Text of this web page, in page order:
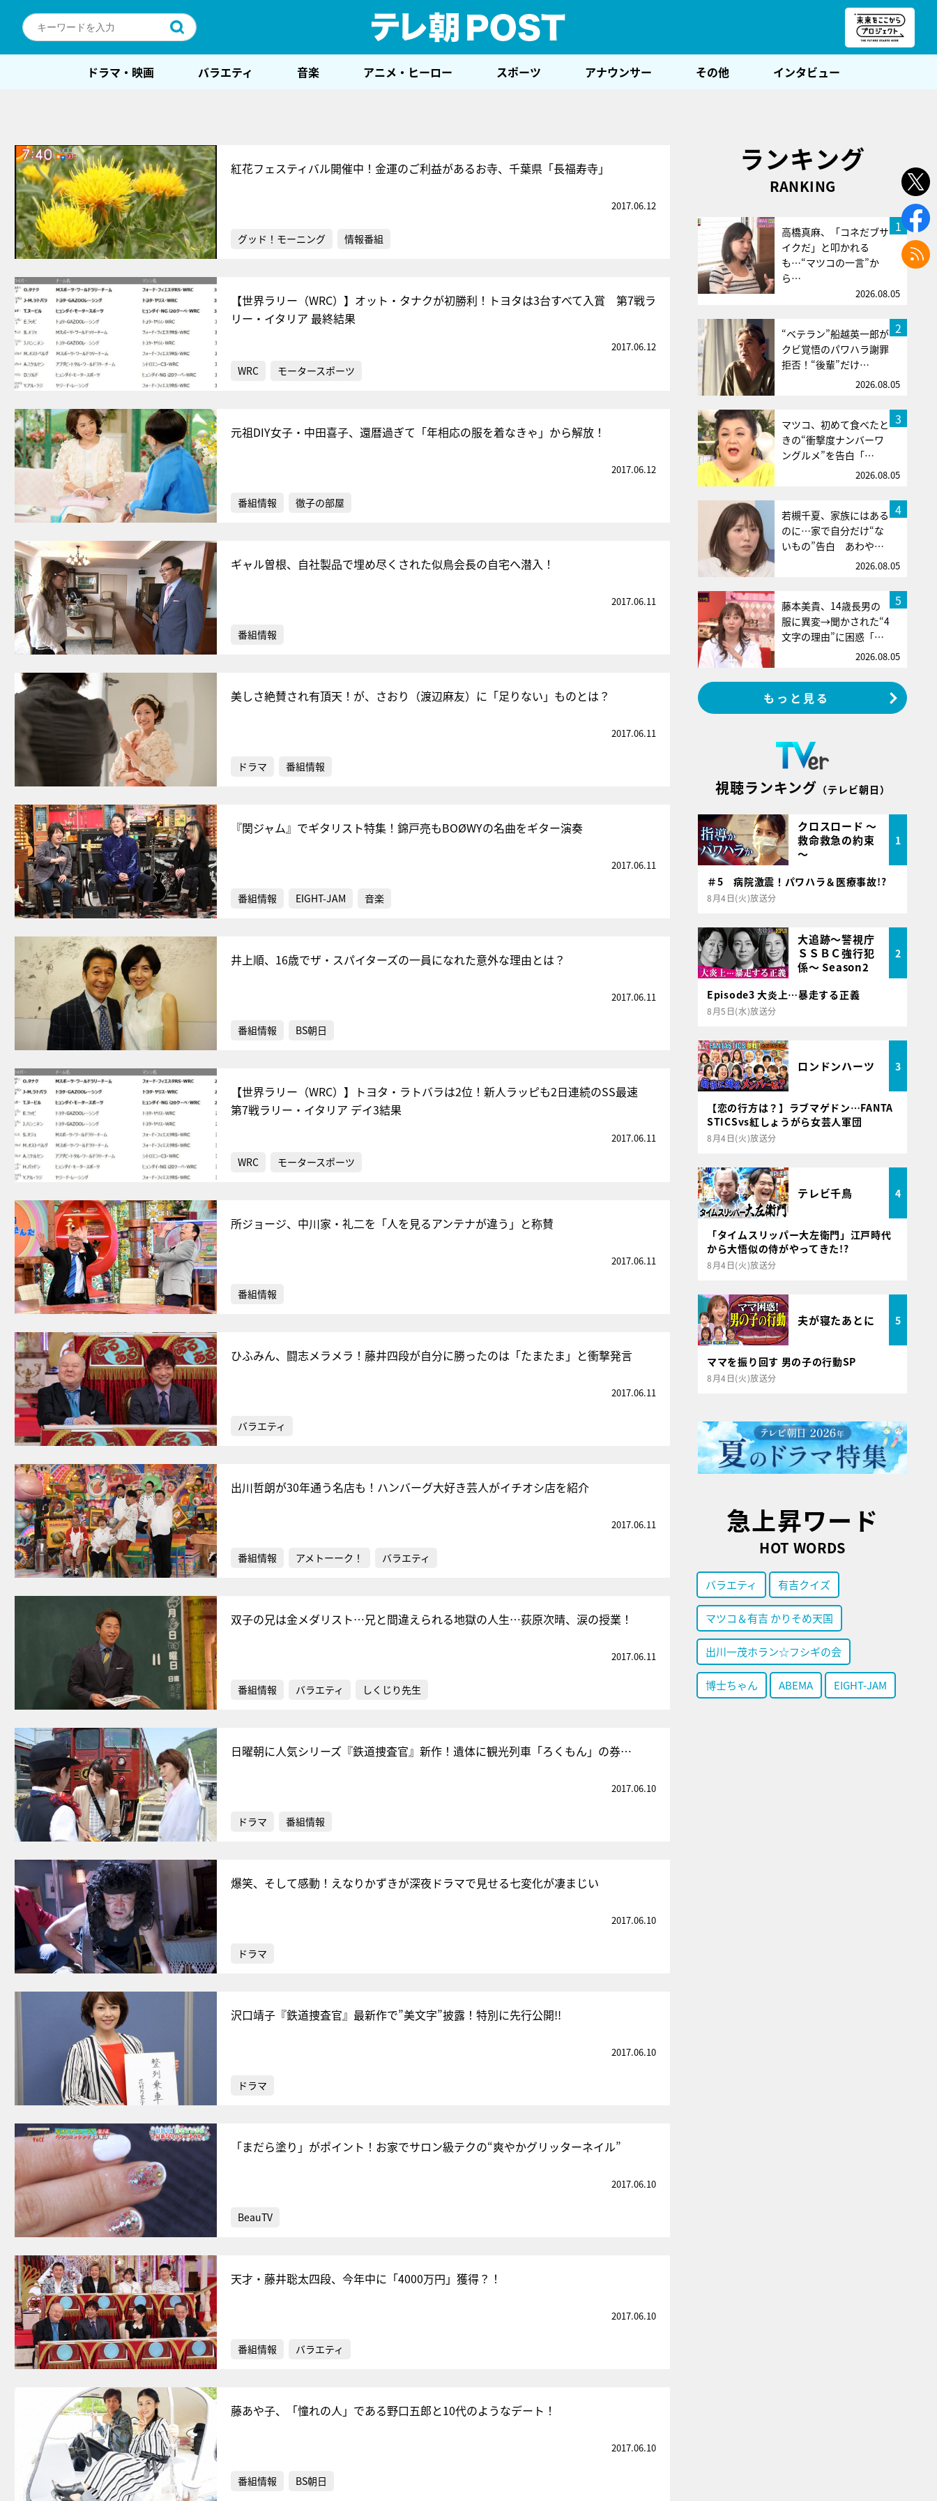
ドラマ・映画 バラエティ 音楽 アニメ・ヒーロー スポーツ アナウンサー その他 インタビュー
紅花フェスティバル開催中！金運のご利益があるお寺、千葉県「長福寿寺」
2017.06.12
グッド！モーニング 情報番組
【世界ラリー（WRC）】オット・タナクが初勝利！トヨタは3台すべて入賞 第7戦ラ
リー・イタリア 最終結果
2017.06.12
WRC モータースポーツ
元祖DIY女子・中田喜子、還暦過ぎて「年相応の服を着なきゃ」から解放！
2017.06.12
番組情報 徹子の部屋
ギャル曽根、自社製品で埋め尽くされた似鳥会長の自宅へ潜入！
2017.06.11
番組情報
美しさ絶賛され有頂天！が、さおり（渡辺麻友）に「足りない」ものとは？
2017.06.11
ドラマ 番組情報
『関ジャム』でギタリスト特集！錦戸亮もBOØWYの名曲をギター演奏
2017.06.11
番組情報 EIGHT-JAM 音楽
井上順、16歳でザ・スパイターズの一員になれた意外な理由とは？
2017.06.11
番組情報 BS朝日
【世界ラリー（WRC）】トヨタ・ラトバラは2位！新人ラッピも2日連続のSS最速
第7戦ラリー・イタリア デイ3結果
2017.06.11
WRC モータースポーツ
所ジョージ、中川家・礼二を「人を見るアンテナが違う」と称賛
2017.06.11
番組情報
ひふみん、闘志メラメラ！藤井四段が自分に勝ったのは「たまたま」と衝撃発言
2017.06.11
バラエティ
出川哲朗が30年通う名店も！ハンバーグ大好き芸人がイチオシ店を紹介
2017.06.11
番組情報 アメトーーク！ バラエティ
双子の兄は金メダリスト…兄と間違えられる地獄の人生…荻原次晴、涙の授業！
2017.06.11
番組情報 バラエティ しくじり先生
日曜朝に人気シリーズ『鉄道捜査官』新作！遺体に観光列車「ろくもん」の券…
2017.06.10
ドラマ 番組情報
爆笑、そして感動！えなりかずきが深夜ドラマで見せる七変化が凄まじい
2017.06.10
ドラマ
沢口靖子『鉄道捜査官』最新作で”美文字”披露！特別に先行公開!!
2017.06.10
ドラマ
「まだら塗り」がポイント！お家でサロン級テクの“爽やかグリッターネイル”
2017.06.10
BeauTV
天才・藤井聡太四段、今年中に「4000万円」獲得？！
2017.06.10
番組情報 バラエティ
藤あや子、「憧れの人」である野口五郎と10代のようなデート！
2017.06.10
番組情報 BS朝日
ランキング
RANKING
1
高橋真麻、「コネだブサ
イクだ」と叩かれる
も…“マツコの一言”か
ら…
2026.08.05
2
“ベテラン”船越英一郎が
クビ覚悟のパワハラ謝罪
拒否！“後輩”だけ…
2026.08.05
3
マツコ、初めて食べたと
きの“衝撃度ナンバーワ
ングルメ”を告白「…
2026.08.05
4
若槻千夏、家族にはある
のに…家で自分だけ“な
いもの”告白 あわや…
2026.08.05
5
藤本美貴、14歳長男の
服に異変→聞かされた“4
文字の理由”に困惑「…
2026.08.05
もっと見る
視聴ランキング （テレビ朝日）
クロスロード ～
救命救急の約束
～
1
＃5 病院激震！パワハラ＆医療事故!?
8月4日(火)放送分
大追跡～警視庁
ＳＳＢＣ強行犯
係～ Season2
2
Episode3 大炎上…暴走する正義
8月5日(水)放送分
ロンドンハーツ 3
【恋の行方は？】ラブマゲドン…FANTA
STICSvs紅しょうがら女芸人軍団
8月4日(火)放送分
テレビ千鳥 4
「タイムスリッパー大左衛門」江戸時代
から大悟似の侍がやってきた!?
8月4日(火)放送分
夫が寝たあとに 5
ママを振り回す 男の子の行動SP
8月4日(火)放送分
急上昇ワード
HOT WORDS
バラエティ 有吉クイズ
マツコ＆有吉 かりそめ天国
出川一茂ホラン☆フシギの会
博士ちゃん ABEMA EIGHT-JAM